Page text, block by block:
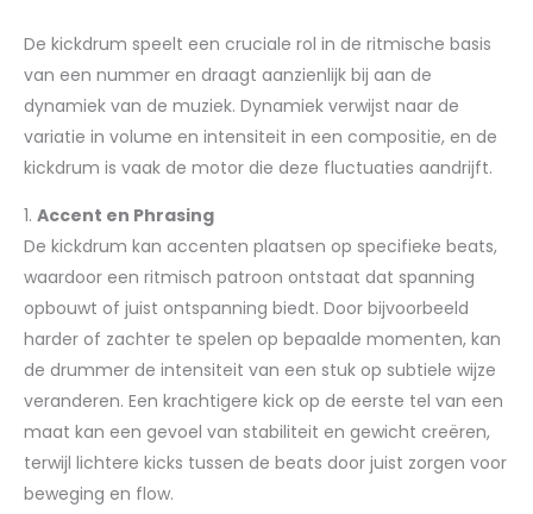
De kickdrum speelt een cruciale rol in de ritmische basis
van een nummer en draagt aanzienlijk bij aan de
dynamiek van de muziek. Dynamiek verwijst naar de
variatie in volume en intensiteit in een compositie, en de
kickdrum is vaak de motor die deze fluctuaties aandrijft.
1. Accent en Phrasing
De kickdrum kan accenten plaatsen op specifieke beats,
waardoor een ritmisch patroon ontstaat dat spanning
opbouwt of juist ontspanning biedt. Door bijvoorbeeld
harder of zachter te spelen op bepaalde momenten, kan
de drummer de intensiteit van een stuk op subtiele wijze
veranderen. Een krachtigere kick op de eerste tel van een
maat kan een gevoel van stabiliteit en gewicht creëren,
terwijl lichtere kicks tussen de beats door juist zorgen voor
beweging en flow.